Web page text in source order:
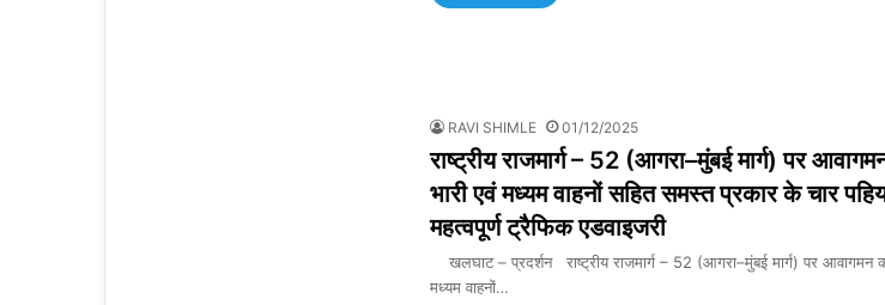
RAVI SHIMLE 01/12/2025
राष्ट्रीय राजमार्ग – 52 (आगरा–मुंबई मार्ग) पर
भारी एवं मध्यम वाहनों सहित समस्त प्रकार के चार
महत्वपूर्ण ट्रैफिक एडवाइजरी
खलघाट – प्रदर्शन राष्ट्रीय राजमार्ग – 52 (आगरा–मुंबई मार्ग) पर आवागमन
मध्यम वाहनों…